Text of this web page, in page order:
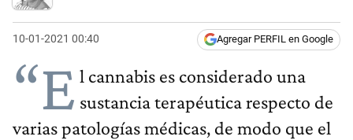
10-01-2021 00:40 Agregar PERFIL en Google
“E l cannabis es considerado una
sustancia terapéutica respecto de
varias patologías médicas, de modo que el